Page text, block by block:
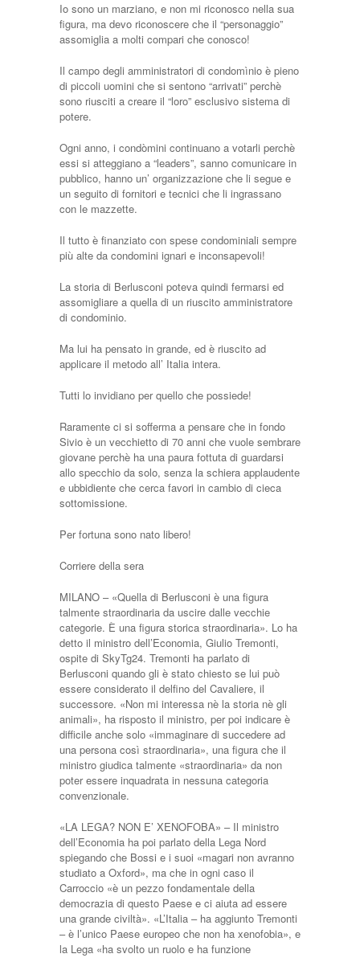
Io sono un marziano, e non mi riconosco nella sua
figura, ma devo riconoscere che il “personaggio”
assomiglia a molti compari che conosco!
Il campo degli amministratori di condomìnio è pieno
di piccoli uomini che si sentono “arrivati” perchè
sono riusciti a creare il “loro” esclusivo sistema di
potere.
Ogni anno, i condòmini continuano a votarli perchè
essi si atteggiano a “leaders”, sanno comunicare in
pubblico, hanno un’ organizzazione che li segue e
un seguito di fornitori e tecnici che li ingrassano
con le mazzette.
Il tutto è finanziato con spese condominiali sempre
più alte da condomini ignari e inconsapevoli!
La storia di Berlusconi poteva quindi fermarsi ed
assomigliare a quella di un riuscito amministratore
di condominio.
Ma lui ha pensato in grande, ed è riuscito ad
applicare il metodo all’ Italia intera.
Tutti lo invidiano per quello che possiede!
Raramente ci si sofferma a pensare che in fondo
Sivio è un vecchietto di 70 anni che vuole sembrare
giovane perchè ha una paura fottuta di guardarsi
allo specchio da solo, senza la schiera applaudente
e ubbidiente che cerca favori in cambio di cieca
sottomissione.
Per fortuna sono nato libero!
Corriere della sera
MILANO – «Quella di Berlusconi è una figura
talmente straordinaria da uscire dalle vecchie
categorie. È una figura storica straordinaria». Lo ha
detto il ministro dell’Economia, Giulio Tremonti,
ospite di SkyTg24. Tremonti ha parlato di
Berlusconi quando gli è stato chiesto se lui può
essere considerato il delfino del Cavaliere, il
successore. «Non mi interessa nè la storia nè gli
animali», ha risposto il ministro, per poi indicare è
difficile anche solo «immaginare di succedere ad
una persona così straordinaria», una figura che il
ministro giudica talmente «straordinaria» da non
poter essere inquadrata in nessuna categoria
convenzionale.
«LA LEGA? NON E’ XENOFOBA» – Il ministro
dell’Economia ha poi parlato della Lega Nord
spiegando che Bossi e i suoi «magari non avranno
studiato a Oxford», ma che in ogni caso il
Carroccio «è un pezzo fondamentale della
democrazia di questo Paese e ci aiuta ad essere
una grande civiltà». «L’Italia – ha aggiunto Tremonti
– è l’unico Paese europeo che non ha xenofobia», e
la Lega «ha svolto un ruolo e ha funzione